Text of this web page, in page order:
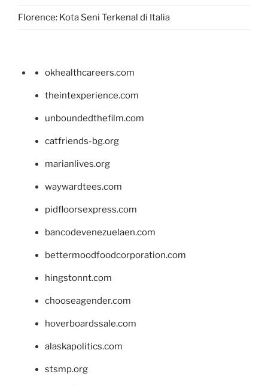
Florence: Kota Seni Terkenal di Italia
okhealthcareers.com
theintexperience.com
unboundedthefilm.com
catfriends-bg.org
marianlives.org
waywardtees.com
pidfloorsexpress.com
bancodevenezuelaen.com
bettermoodfoodcorporation.com
hingstonnt.com
chooseagender.com
hoverboardssale.com
alaskapolitics.com
stsmp.org